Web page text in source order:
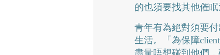
的也須要找其他催
青年有為絕對須要
生活。「為保障
盡量唔想碰到他們